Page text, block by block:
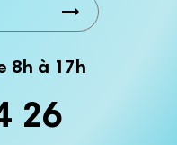
&
essentielles pour
trending_flat
8h à 17h
26